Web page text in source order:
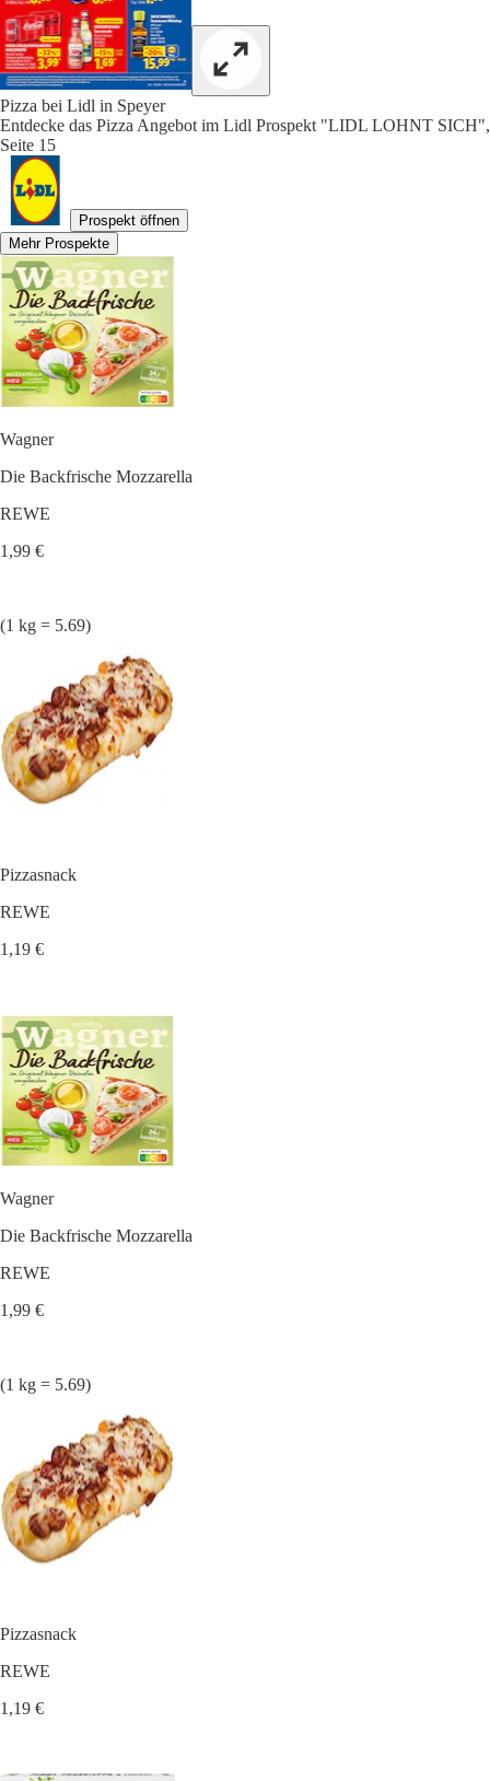
Pizza bei Lidl in Speyer
Entdecke das Pizza Angebot im Lidl Prospekt "LIDL LOHNT SICH",
Seite 15
Prospekt öffnen
Mehr Prospekte
Wagner
Die Backfrische Mozzarella
REWE
1,99 €
(1 kg = 5.69)
Pizzasnack
REWE
1,19 €
Wagner
Die Backfrische Mozzarella
REWE
1,99 €
(1 kg = 5.69)
Pizzasnack
REWE
1,19 €